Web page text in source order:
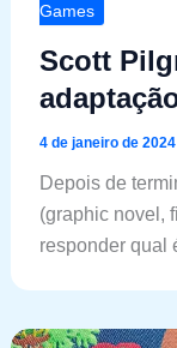
Games
Scott
4 de janeiro de 2024
Depois de
(graphic novel,
responder qual